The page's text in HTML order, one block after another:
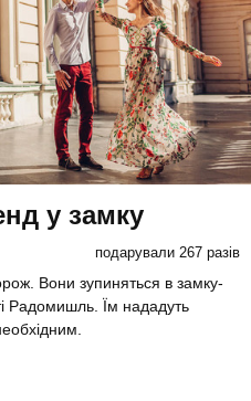
у замку
подарували 267 разів
Вони зупиняться в замку-
Радомишль. Їм нададуть